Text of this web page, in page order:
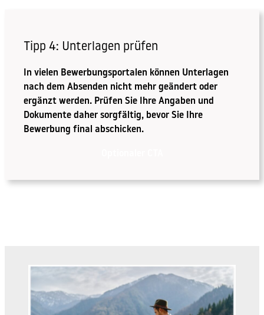
Tipp 4: Unterlagen prüfen
In vielen Bewerbungsportalen können Unterlagen
nach dem Absenden nicht mehr geändert oder
ergänzt werden. Prüfen Sie Ihre Angaben und
Dokumente daher sorgfältig, bevor Sie Ihre
Bewerbung final abschicken.